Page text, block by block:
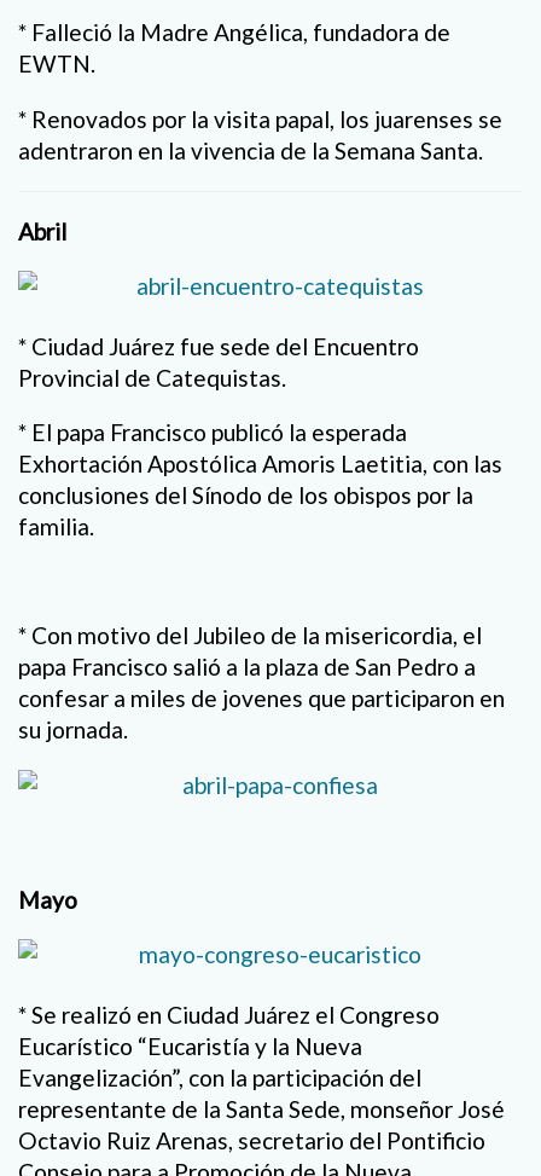
* Falleció la Madre Angélica, fundadora de
EWTN.
* Renovados por la visita papal, los juarenses se
adentraron en la vivencia de la Semana Santa.
Abril
* Ciudad Juárez fue sede del Encuentro
Provincial de Catequistas.
* El papa Francisco publicó la esperada
Exhortación Apostólica Amoris Laetitia, con las
conclusiones del Sínodo de los obispos por la
familia.
* Con motivo del Jubileo de la misericordia, el
papa Francisco salió a la plaza de San Pedro a
confesar a miles de jovenes que participaron en
su jornada.
Mayo
* Se realizó en Ciudad Juárez el Congreso
Eucarístico “Eucaristía y la Nueva
Evangelización”, con la participación del
representante de la Santa Sede, monseñor José
Octavio Ruiz Arenas, secretario del Pontificio